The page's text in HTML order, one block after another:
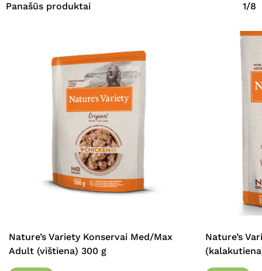
Panašūs produktai 1/8
Nature’s Variety Konservai Med/Max
Adult (vištiena) 300 g
Nature’s